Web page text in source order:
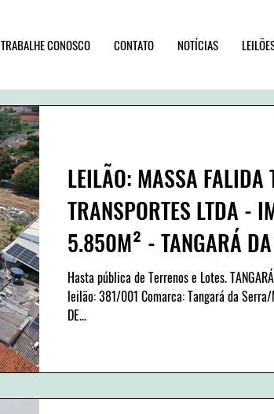
TRABALHE CONOSCO CONTATO NOTÍCIAS
LEILÃO: MASSA FALIDA
TRANSPORTES LTDA -
5.850M² - TANGARÁ
Cód 381/001
Hasta pública de Terrenos e Lotes. TANGARÁ DA SERRA/MT | Cód do
leilão: 381/001 Comarca: Tangará da Serra/
DE...